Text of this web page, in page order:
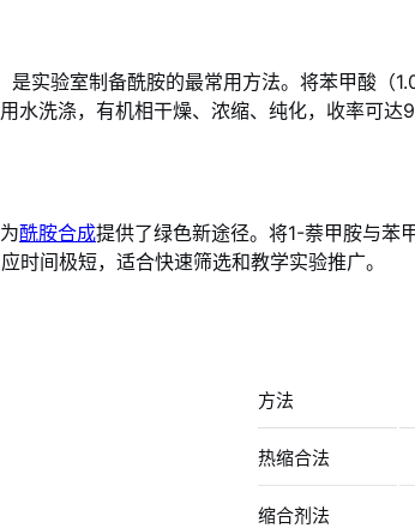
实验室制备酰胺的最常用方法。将苯甲酸（
水洗涤，有机相干燥、浓缩、纯化，收率可
酰胺合成提供了绿色新途径。将1-萘甲胺与苯
时间极短，适合快速筛选和教学实验推广。
方法
热缩合法
缩合剂法